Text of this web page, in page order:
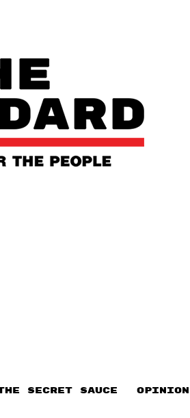
SECRET SAUCE​ OPINION